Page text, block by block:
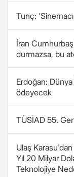
Tunç:
İran
durmazsa, bu
Erdoğan: Dünya
ödeyecek
TÜSİAD 55.
Ulaş
Yıl 20 Milyar
Teknolojiye